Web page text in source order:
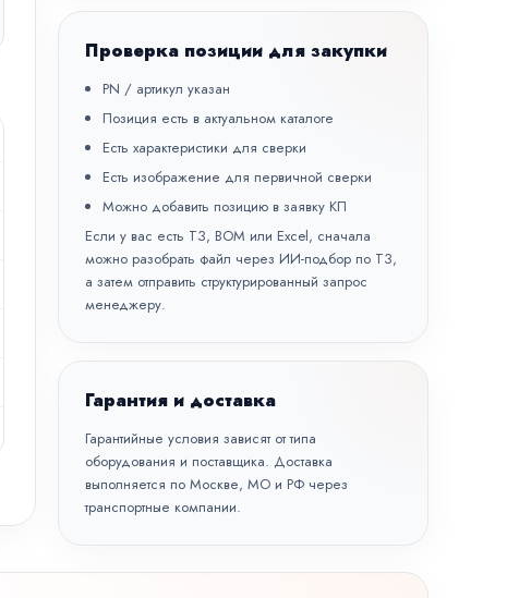
Проверка позиции для закупки
PN / артикул указан
Позиция есть в актуальном каталоге
Есть характеристики для сверки
Есть изображение для первичной сверки
Можно добавить позицию в заявку КП
Если у вас есть ТЗ, BOM или Excel, сначала
можно разобрать файл через ИИ-подбор по ТЗ,
а затем отправить структурированный запрос
менеджеру.
Гарантия и доставка
Гарантийные условия зависят от типа
оборудования и поставщика. Доставка
выполняется по Москве, МО и РФ через
транспортные компании.